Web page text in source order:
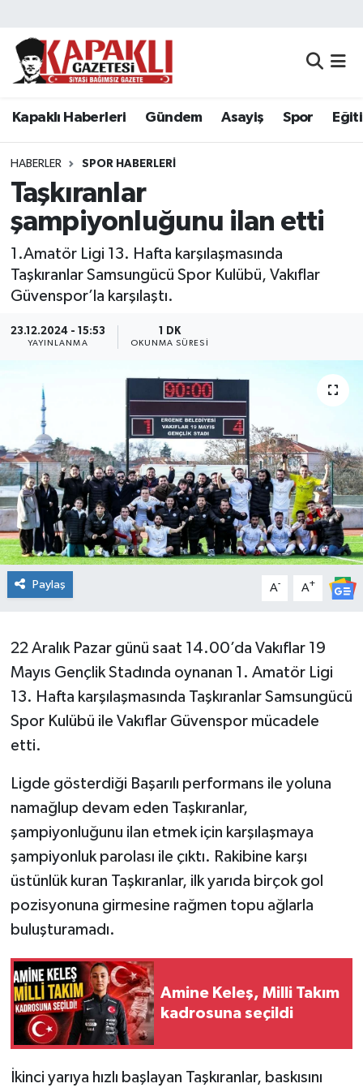
Kapaklı Haberleri Gündem Asayiş Spor
HABERLER SPOR HABERLERI
Taşkıranlar
şampiyonluğunu ilan etti
1.Amatör Ligi 13. Hafta karşılaşmasında
Taşkıranlar Samsungücü Spor Kulübü, Vakıflar
Güvenspor’la karşılaştı.
23.12.2024 - 15:53
YAYINLANMA
1 DK
OKUNMA SÜRESI
Paylaş A- A+
22 Aralık Pazar günü saat 14.00’da Vakıflar 19
Mayıs Gençlik Stadında oynanan 1. Amatör Ligi
13. Hafta karşılaşmasında Taşkıranlar Samsungücü
Spor Kulübü ile Vakıflar Güvenspor mücadele
etti.
Ligde gösterdiği Başarılı performans ile yoluna
namağlup devam eden Taşkıranlar,
şampiyonluğunu ilan etmek için karşılaşmaya
şampiyonluk parolası ile çıktı. Rakibine karşı
üstünlük kuran Taşkıranlar, ilk yarıda birçok gol
pozisyonuna girmesine rağmen topu ağlarla
buluşturamadı.
Amine Keleş, Milli Takım
kadrosuna seçildi
İkinci yarıya hızlı başlayan Taşkıranlar, baskısını
Kapaklı Haberleri
Asayiş
Spor
Eğitim
Siyaset
Ekonomi
Sağlık
Teknoloji
Yaşam
Tekirdağ Nöbetçi Eczaneler
Tekirdağ Namaz Vakitleri
Tekirdağ Trafik Yoğunluk Haritası
Süper Lig Puan Durumu ve Fikstür
Tüm Manşetler
Haber Arşivi